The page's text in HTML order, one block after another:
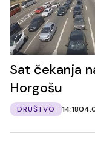
Sat čekanja
Horgošu
DRUŠTVO 14:18